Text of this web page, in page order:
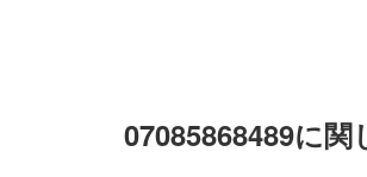
07085868489に